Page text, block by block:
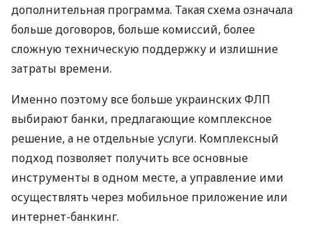
дополнительная программа. Такая схема означала
больше договоров, больше комиссий, более
сложную техническую поддержку и излишние
затраты времени.
Именно поэтому все больше украинских ФЛП
выбирают банки, предлагающие комплексное
решение, а не отдельные услуги. Комплексный
подход позволяет получить все основные
инструменты в одном месте, а управление ими
осуществлять через мобильное приложение или
интернет-банкинг.